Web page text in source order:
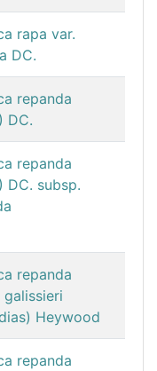
rapa var.
DC.
repanda
DC.
repanda
DC. subsp.
repanda
galissieri
Heywood
repanda